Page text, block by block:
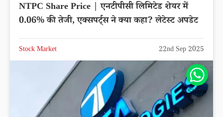
NTPC Share Price | एनटीपीसी लिमिटेड शेयर में
0.06% की तेजी, एक्सपर्ट्स ने क्या कहा? लेटेस्ट अपडेट
Stock Market 22nd Sep 2025
Share